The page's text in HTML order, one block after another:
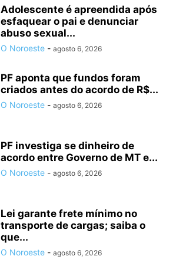
Adolescente é apreendida após
esfaquear o pai e denunciar
abuso sexual...
O Noroeste - agosto 6, 2026
PF aponta que fundos foram
criados antes do acordo de R$...
O Noroeste - agosto 6, 2026
PF investiga se dinheiro de
acordo entre Governo de MT e...
O Noroeste - agosto 6, 2026
Lei garante frete mínimo no
transporte de cargas; saiba o
que...
O Noroeste - agosto 6, 2026